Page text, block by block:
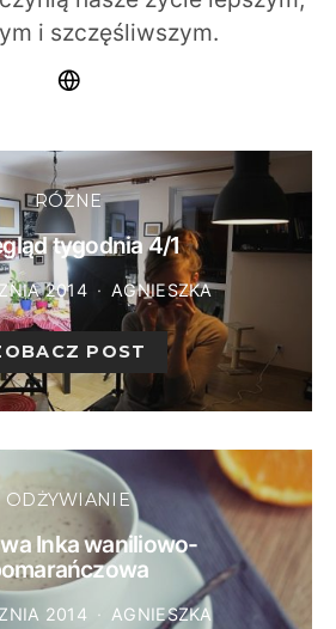
i szczęśliwszym.
RÓŻNE
tygodnia 4/1
2014 AGNIESZKA
POST
ODŻYWIANIE
Inka waniliowo-
2014 AGNIESZKA